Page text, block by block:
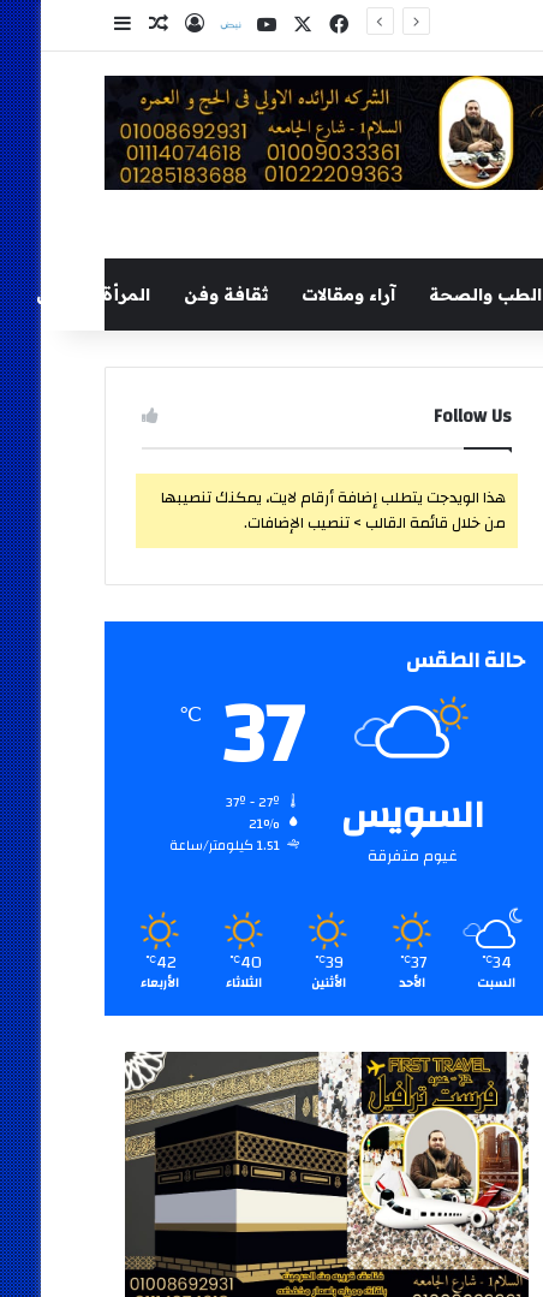
فيسبوك
‫X
‫YouTube
نلضتسجيل الدخول
مقال عشوائي
إضافة عمود
الطب والصحة آراء ومقالات ثقافة وفن المرأة والطفل
Follow Us
هذا الويدجت يتطلب إضافة أرقام لايت، يمكنك تنصيبها
من خلال قائمة القالب > تنصيب الإضافات.
حالة الطقس
السويس
غيوم متفرقة
37
℃
21%
1.51 كيلومتر/ساعة
34
℃
السبت
37
℃
الأحد
39
℃
الأثنين
40
℃
الثلاثاء
42
℃
الأربعاء